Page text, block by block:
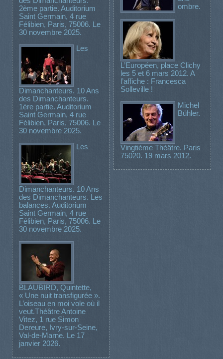
2ème partie. Auditorium
Saint Germain, 4 rue
Félibien, Paris, 75006. Le
30 novembre 2025.
Les
Dimanchanteurs. 10 Ans
des Dimanchanteurs.
1ère partie. Auditorium
Saint Germain, 4 rue
Félibien, Paris, 75006. Le
30 novembre 2025.
Les
Dimanchanteurs. 10 Ans
des Dimanchanteurs. Les
balances. Auditorium
Saint Germain, 4 rue
Félibien, Paris, 75006. Le
30 novembre 2025.
BLAUBIRD, Quintette,
« Une nuit transfigurée ».
L’oiseau en moi vole où il
veut.Théâtre Antoine
Vitez, 1 rue Simon
Dereure, Ivry-sur-Seine,
Val-de-Marne. Le 17
janvier 2026.
ombre.
L’Européen, place Clichy
les 5 et 6 mars 2012. A
l’affiche : Francesca
Solleville !
Michel
Bühler.
Vingtième Théâtre. Paris
75020. 19 mars 2012.